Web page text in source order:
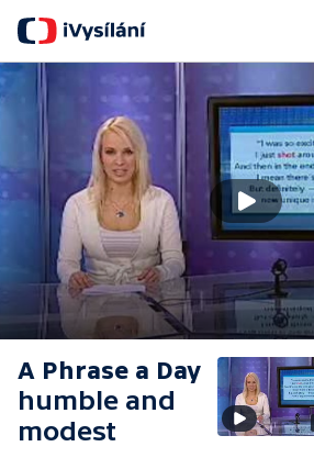
A Phrase a Day
humble and
modest